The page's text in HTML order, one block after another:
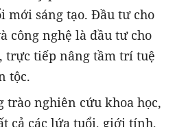
mới sáng tạo. Đầu tư cho
công nghệ là đầu tư cho
trực tiếp nâng tầm trí tuệ
tộc.
trào nghiên cứu khoa học,
cả các lứa tuổi, giới tính,